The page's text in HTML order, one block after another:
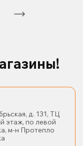
д. 131, ТЦ
этаж, по левой
м-н Протепло